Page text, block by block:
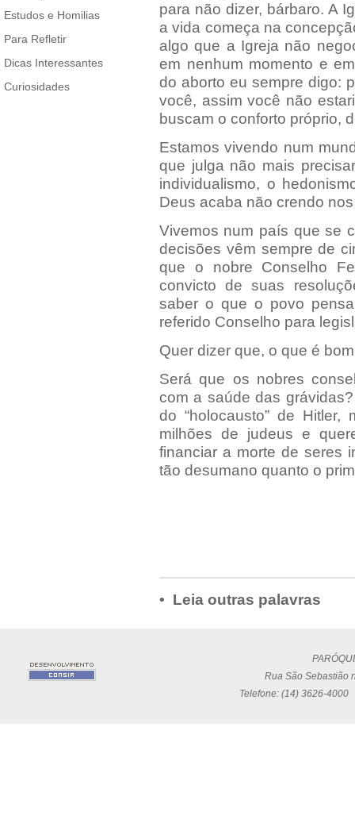
Estudos e Homilias
Para Refletir
Dicas Interessantes
Curiosidades
para não dizer, bárbaro. A
a vida começa na
algo que a Igreja não
em nenhum momento e
do aborto eu sempre digo:
você, assim você não
buscam o conforto próprio,
Estamos vivendo num
que julga não mais
individualismo, o
Deus acaba não crendo
Vivemos num país que se
decisões vêm sempre de
que o nobre Conselho
convicto de suas
saber o que o povo
referido Conselho para
Quer dizer que, o que é
Será que os nobres
com a saúde das
do “holocausto” de
milhões de judeus e
financiar a morte de seres
tão desumano quanto o
• Leia outras palavras
Rua São Sebastião
Telefone: (14) 3626-